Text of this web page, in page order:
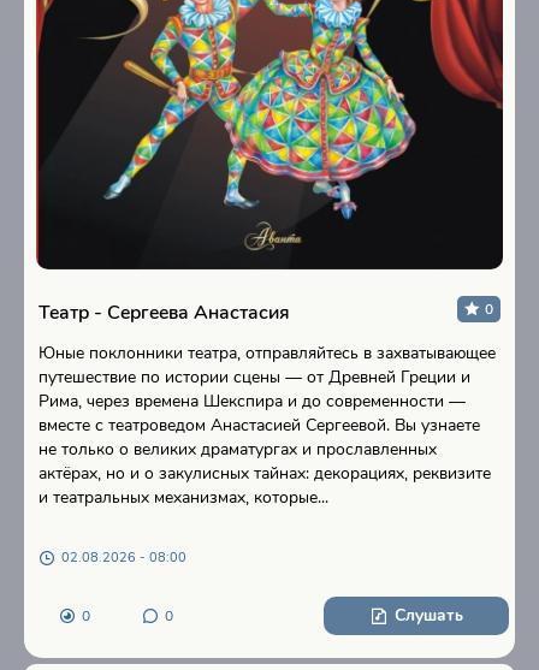
Театр - Сергеева Анастасия 0
Юные поклонники театра, отправляйтесь в захватывающее
путешествие по истории сцены — от Древней Греции и
Рима, через времена Шекспира и до современности —
вместе с театроведом Анастасией Сергеевой. Вы узнаете
не только о великих драматургах и прославленных
актёрах, но и о закулисных тайнах: декорациях, реквизите
и театральных механизмах, которые...
02.08.2026 - 08:00
0 0 Слушать